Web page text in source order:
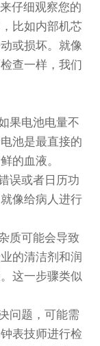
仔细观察您的
比如内部机芯
或损坏。就像
查一样，我们
果电池电量不
池是最直接的
的血液。
误或者日历功
像给病人进行
质可能会导致
的清洁剂和润
这一步骤类似
问题，可能需
表技师进行检